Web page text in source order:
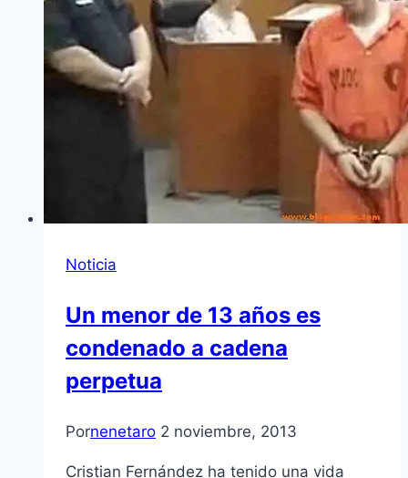
Noticia
Un menor de 13 años es
condenado a cadena
perpetua
Pornenetaro 2 noviembre, 2013
Cristian Fernández ha tenido una vida